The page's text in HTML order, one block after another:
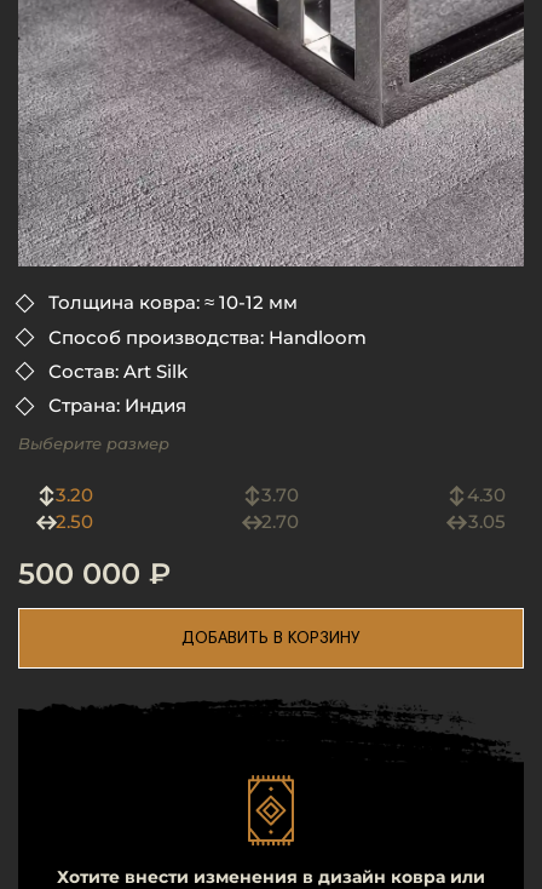
Толщина ковра: ≈ 10-12 мм
Способ производства: Handloom
Состав: Art Silk
Страна: Индия
Выберите размер
3.20
2.50
3.70
2.70
4.30
3.05
500 000 ₽
ДОБАВИТЬ В КОРЗИНУ
Хотите внести изменения в дизайн ковра или